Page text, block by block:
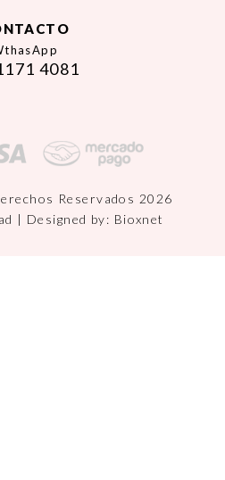
4081
Reservados 2026
| Designed by: Bioxnet